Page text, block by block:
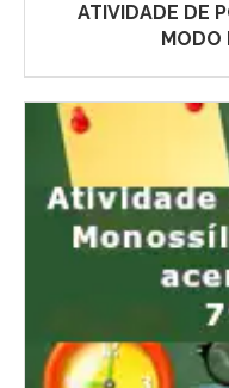
ATIVIDADE DE
MODO